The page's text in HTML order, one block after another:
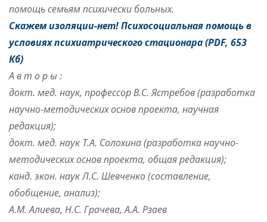
помощь семьям психически больных.
Скажем изоляции-нет! Психосоциальная помощь в
условиях психиатрического стационара(PDF, 653
Кб)
А в т о р ы :
докт. мед. наук, профессор В.С. Ястребов (разработка
научно-методических основ проекта, научная
редакция);
докт. мед. наук Т.А. Солохина (разработка научно-
методических основ проекта, общая редакция);
канд. экон. наук Л.С. Шевченко (составление,
обобщение, анализ);
А.М. Алиева, Н.С. Грачева, А.А. Рзаев